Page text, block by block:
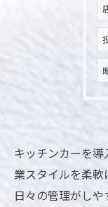
キッチンカーを
業スタイルを柔軟
日々の管理がし